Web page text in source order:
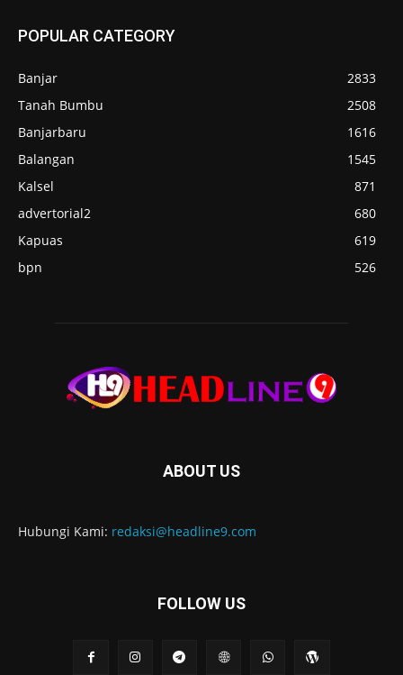
POPULAR CATEGORY
Banjar
2833
Tanah Bumbu
2508
Banjarbaru
1616
Balangan
1545
Kalsel
871
advertorial2
680
Kapuas
619
bpn
526
ABOUT US
Hubungi Kami: redaksi@headline9.com
FOLLOW US